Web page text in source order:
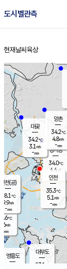
도시별관측
홈
현재날씨 육상
의도
℃
m/s
mm
영흥도
대부도
23.1
경서동
34.0℃
4.4 m/s
-mm
대곶
34.2℃
3.1 m/s
-mm
양촌
34.2℃
4.8m/s
-mm
인천(공)
28.1℃
9.9m/s
-mm
인천
35.3℃
5.1 m/s
-mm